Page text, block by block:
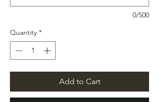
0/500
Quantity *
Add to Cart